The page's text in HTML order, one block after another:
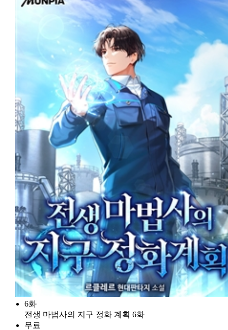
6화
전생 마법사의 지구 정화 계획 6화
무료